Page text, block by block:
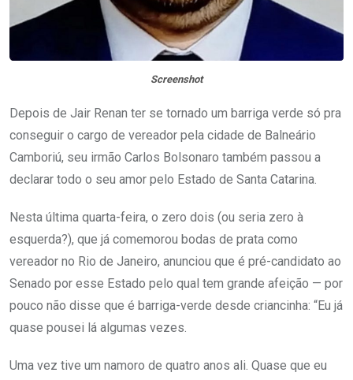
Screenshot
Depois de Jair Renan ter se tornado um barriga verde só pra
conseguir o cargo de vereador pela cidade de Balneário
Camboriú, seu irmão Carlos Bolsonaro também passou a
declarar todo o seu amor pelo Estado de Santa Catarina.
Nesta última quarta-feira, o zero dois (ou seria zero à
esquerda?), que já comemorou bodas de prata como
vereador no Rio de Janeiro, anunciou que é pré-candidato ao
Senado por esse Estado pelo qual tem grande afeição — por
pouco não disse que é barriga-verde desde criancinha: “Eu já
quase pousei lá algumas vezes.
Uma vez tive um namoro de quatro anos ali. Quase que eu